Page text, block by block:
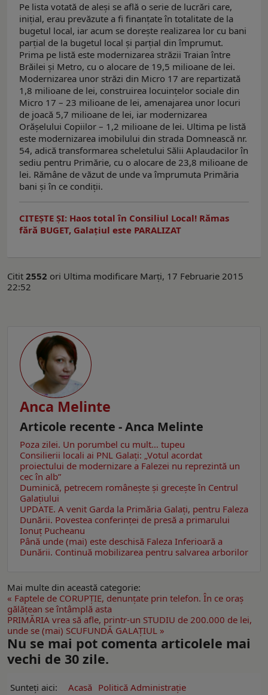
Pe lista votată de aleşi se află o serie de lucrări care,
iniţial, erau prevăzute a fi finanţate în totalitate de la
bugetul local, iar acum se doreşte realizarea lor cu bani
parţial de la bugetul local şi parţial din împrumut.
Prima pe listă este modernizarea străzii Traian între
Brăilei şi Metro, cu o alocare de 19,5 milioane de lei.
Modernizarea unor străzi din Micro 17 are repartizată
1,8 milioane de lei, construirea locuinţelor sociale din
Micro 17 – 23 milioane de lei, amenajarea unor locuri
de joacă 5,7 milioane de lei, iar modernizarea
Orăşelului Copiilor – 1,2 milioane de lei. Ultima pe listă
este modernizarea imobilului din strada Domnească nr.
54, adică transformarea scheletului Sălii Aplaudacilor în
sediu pentru Primărie, cu o alocare de 23,8 milioane de
lei. Rămâne de văzut de unde va împrumuta Primăria
bani şi în ce condiţii.
CITEŞTE ŞI: Haos total în Consiliul Local! Rămas
fără BUGET, Galaţiul este PARALIZAT
Citit 2552 ori Ultima modificare Marți, 17 Februarie 2015
22:52
Anca Melinte
Articole recente - Anca Melinte
Poza zilei. Un porumbel cu mult… tupeu
Consilierii locali ai PNL Galaţi: „Votul acordat
proiectului de modernizare a Falezei nu reprezintă un
cec în alb”
Duminică, petrecem româneşte şi greceşte în Centrul
Galaţiului
UPDATE. A venit Garda la Primăria Galaţi, pentru Faleza
Dunării. Povestea conferinţei de presă a primarului
Ionuţ Pucheanu
Până unde (mai) este deschisă Faleza Inferioară a
Dunării. Continuă mobilizarea pentru salvarea arborilor
Mai multe din această categorie:
« Faptele de CORUPŢIE, denunţate prin telefon. În ce oraş
gălăţean se întâmplă asta
PRIMĂRIA vrea să afle, printr-un STUDIU de 200.000 de lei,
unde se (mai) SCUFUNDĂ GALAŢIUL »
Nu se mai pot comenta articolele mai
vechi de 30 zile.
Sunteți aici: Acasă Politică Administrație